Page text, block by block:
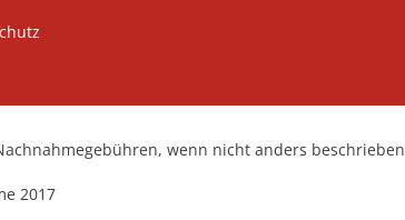
wenn nicht anders beschrieben
2017